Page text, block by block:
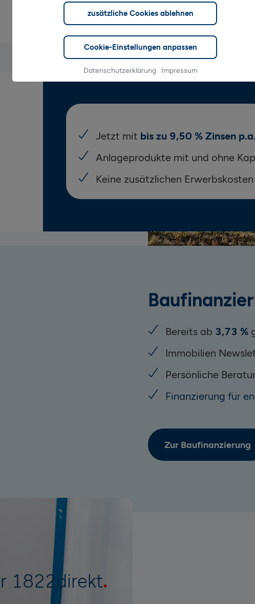
zusätzliche Cookies ablehnen
Cookie-Einstellungen anpassen
Datenschutzerklärung Impressum
Jetzt mit bis zu 9,50 % Zinsen
Anlageprodukte mit und ohne
Keine zusätzlichen Erwerbskosten
Bereits ab 3,73 %
Immobilien
Persönliche
Finanzierung für
Zur Baufinanzierung
1822direkt